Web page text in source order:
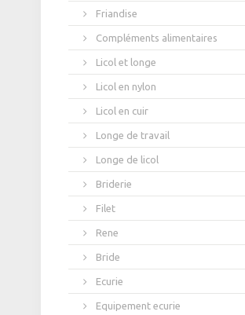
Friandise
Compléments alimentaires
Licol et longe
Licol en nylon
Licol en cuir
Longe de travail
Longe de licol
Briderie
Filet
Rene
Bride
Ecurie
Equipement ecurie